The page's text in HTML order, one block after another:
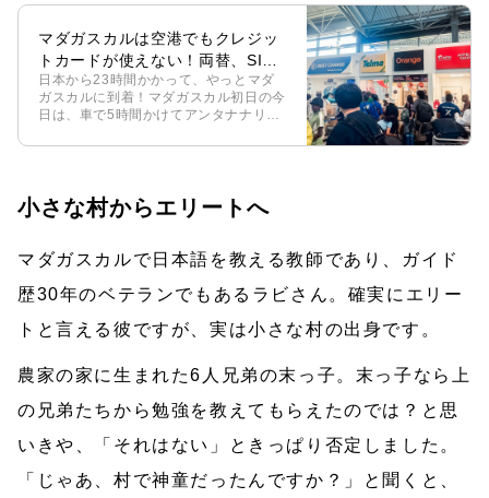
マダガスカルは空港でもクレジッ
トカードが使えない！両替、SIM
カード購入
日本から23時間かかって、やっとマダ
ガスカルに到着！マダガスカル初日の今
日は、車で5時間かけてアンタナナリボ
た。道中、目に飛び込む初めての光景や
小さな村からエリートへ
マダガスカルで日本語を教える教師であり、ガイド
歴30年のベテランでもあるラビさん。確実にエリー
トと言える彼ですが、実は小さな村の出身です。
農家の家に生まれた6人兄弟の末っ子。末っ子なら上
の兄弟たちから勉強を教えてもらえたのでは？と思
いきや、「それはない」ときっぱり否定しました。
「じゃあ、村で神童だったんですか？」と聞くと、